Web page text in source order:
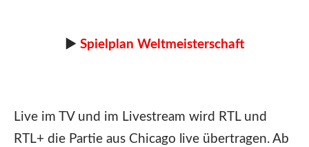
► Spielplan Weltmeisterschaft
Live im TV und im Livestream wird RTL und
RTL+ die Partie aus Chicago live übertragen. Ab